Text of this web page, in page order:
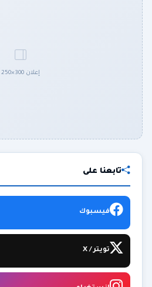
إعلان 300×250
تابعنا على
فيسبوك
تويتر / X